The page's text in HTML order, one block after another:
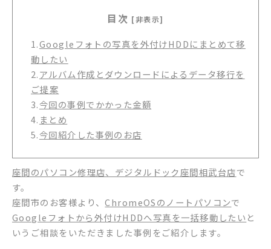
目次 [非表示]
1.Googleフォトの写真を外付けHDDにまとめて移
動したい
2.アルバム作成とダウンロードによるデータ移行を
ご提案
3.今回の事例でかかった金額
4. まとめ
5.今回紹介した事例のお店
座間のパソコン修理店、デジタルドック座間相武台店で
す。
座間市のお客様より、ChromeOSのノートパソコンで
Googleフォトから外付けHDDへ写真を一括移動したい と
いうご相談をいただきました事例をご紹介します。